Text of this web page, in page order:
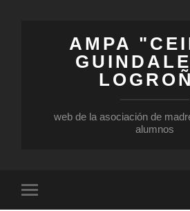
AMPA
web de la asociación de
alumnos